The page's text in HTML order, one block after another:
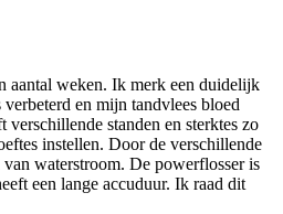
aantal weken. Ik merk een duidelijk
en mijn tandvlees bloed
standen en sterktes zo
instellen. Door de verschillende
waterstroom. De powerflosser is
een lange accuduur. Ik raad dit